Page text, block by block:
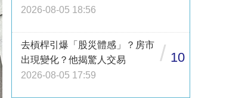
2026-08-05 18:56
去槓桿引爆「股災體感」？房市
出現變化？他揭驚人交易
2026-08-05 17:59
/ 10